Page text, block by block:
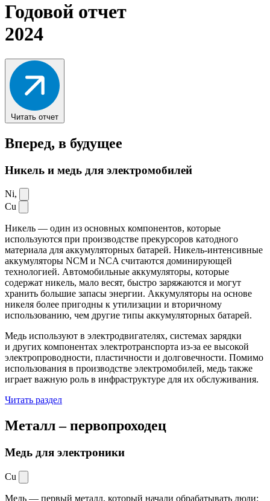
Годовой отчет
2024
Читать отчет
Вперед, в будущее
Никель и медь для электромобилей
Ni,
Cu
Никель — один из основных компонентов, которые
используются при производстве прекурсоров катодного
материала для аккумуляторных батарей. Никель-интенсивные
аккумуляторы NCM и NCA считаются доминирующей
технологией. Автомобильные аккумуляторы, которые
содержат никель, мало весят, быстро заряжаются и могут
хранить большие запасы энергии. Аккумуляторы на основе
никеля более пригодны к утилизации и вторичному
использованию, чем другие типы аккумуляторных батарей.
Медь используют в электродвигателях, системах зарядки
и других компонентах электротранспорта из-за ее высокой
электропроводности, пластичности и долговечности. Помимо
использования в производстве электромобилей, медь также
играет важную роль в инфраструктуре для их обслуживания.
Читать раздел
Металл –первопроходец
Медь для электроники
Cu
Медь — первый металл, который начали обрабатывать люди: